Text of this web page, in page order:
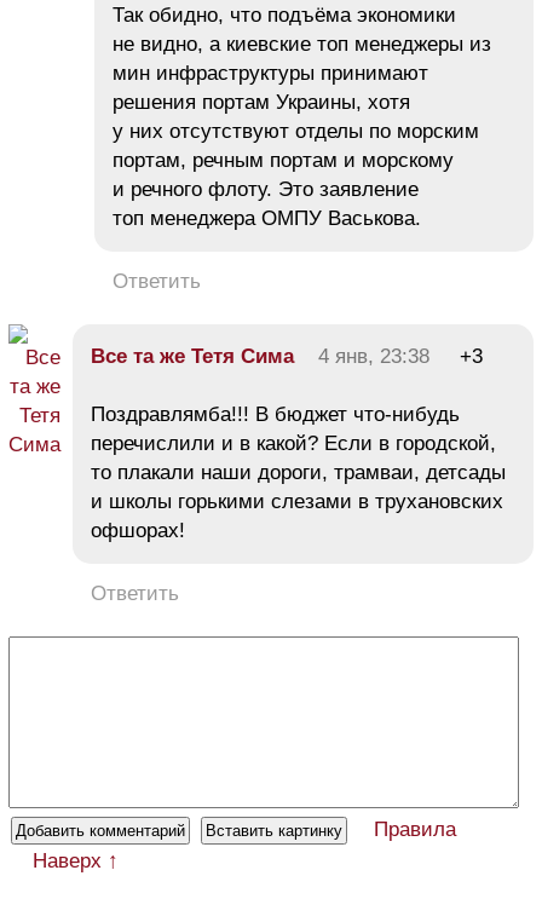
Так обидно, что подъёма экономики
не видно, а киевские топ менеджеры из
мин инфраструктуры принимают
решения портам Украины, хотя
у них отсутствуют отделы по морским
портам, речным портам и морскому
и речного флоту. Это заявление
топ менеджера ОМПУ Васькова.
Ответить
Все та же Тетя Сима 4 янв, 23:38 +3
Поздравлямба!!! В бюджет что-нибудь
перечислили и в какой? Если в городской,
то плакали наши дороги, трамваи, детсады
и школы горькими слезами в трухановских
офшорах!
Ответить
Правила
Наверх ↑